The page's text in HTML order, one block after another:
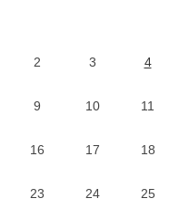
2 3 4
9 10 11
16 17 18
23 24 25